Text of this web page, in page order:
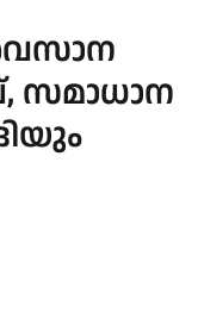
സമാധാന